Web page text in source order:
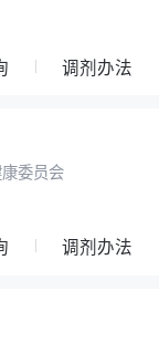
调剂办法
委员会
调剂办法